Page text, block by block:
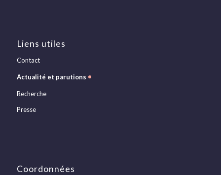
Liens utiles
Contact
Actualité et parutions
Recherche
Presse
Coordonnées